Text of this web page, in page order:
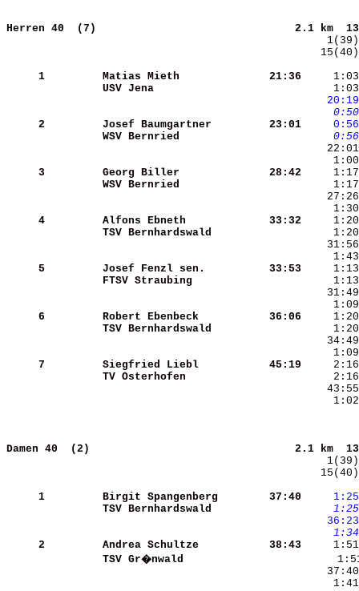
Herren 40  (7)
2.1
     1
Matias Mieth
   21:36
USV Jena
   20:19
    0:50
     2
Josef Baumgartner
   23:01
    0:56
WSV Bernried
    0:56
     3
Georg Biller
   28:42
WSV Bernried
     4
Alfons Ebneth
   33:32
TSV Bernhardswald
     5
Josef Fenzl sen.
   33:53
FTSV Straubing
     6
Robert Ebenbeck
   36:06
TSV Bernhardswald
     7
Siegfried Liebl
   45:19
TV Osterhofen
Damen 40  (2)
2.1
     1
Birgit Spangenberg
   37:40
    1:25
TSV Bernhardswald
    1:25
   36:23
    1:34
     2
Andrea Schultze
   38:43
TSV Gr�nwald